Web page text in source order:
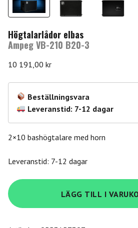
Högtalarlådor elbas
Ampeg VB-210 B20-3
10 191,00 kr
Beställningsvara
Leveranstid: 7-12 dagar
2×10 bashögtalare med horn
Leveranstid: 7-12 dagar
Ampeg
VB-
210
LÄGG TILL I